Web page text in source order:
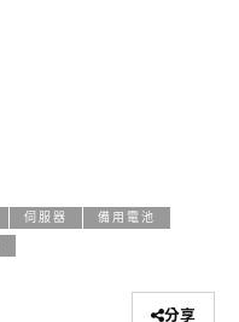
伺服器 備用電池
分享